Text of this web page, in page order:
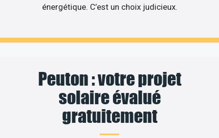
énergétique. C’est un choix judicieux.
Peuton : votre projet
solaire évalué
gratuitement